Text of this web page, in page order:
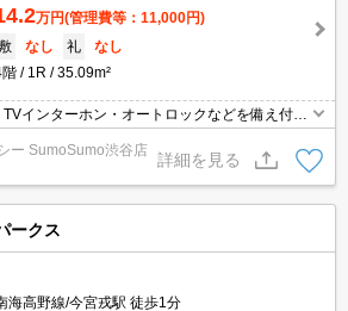
万円(管理費等：11,000円)
なし 礼
なし
階
1R 35.09m²
インターホン・オートロックなどを備え付け
っており、とても充実しています。こだわり
多い、洗面化粧台のある物件です。簡単に温
付きのマンション。閑静な住宅地にあるマン
ー SumoSumo渋谷店
詳細を見る
ークス
海高野線/今宮戎駅 徒歩1分